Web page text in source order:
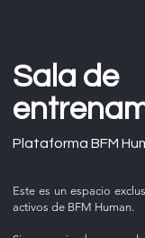
Sala de
Plataforma BFM
Este es un espacio
activos de BFM Human.